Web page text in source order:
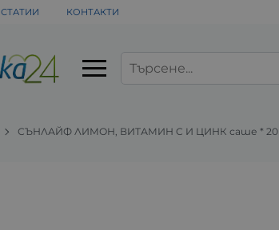
СТАТИИ КОНТАКТИ
СЪНЛАЙФ ЛИМОН, ВИТАМИН C И ЦИНК саше * 20